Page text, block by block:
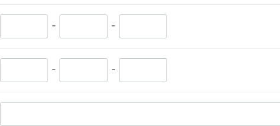
- -
- -